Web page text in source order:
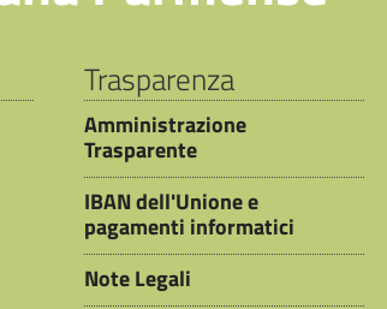
Trasparenza
Amministrazione
Trasparente
IBAN dell'Unione e
pagamenti informatici
Note Legali